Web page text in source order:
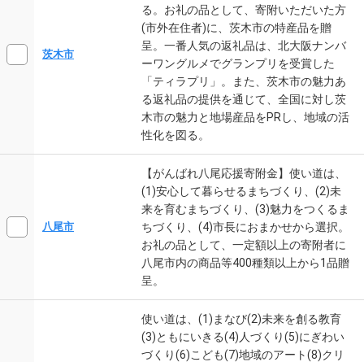
茨木市
る。お礼の品として、寄附いただいた方
(市外在住者)に、茨木市の特産品を贈
呈。一番人気の返礼品は、北大阪ナンバ
ーワングルメでグランプリを受賞した
「ティラプリ」。また、茨木市の魅力あ
る返礼品の提供を通じて、全国に対し茨
木市の魅力と地場産品をPRし、地域の活
性化を図る。
八尾市
【がんばれ八尾応援寄附金】使い道は、
(1)安心して暮らせるまちづくり、(2)未
来を育むまちづくり、(3)魅力をつくるま
ちづくり、(4)市長におまかせから選択。
お礼の品として、一定額以上の寄附者に
八尾市内の商品等400種類以上から1品贈
呈。
使い道は、(1)まなび(2)未来を創る教育
(3)ともにいきる(4)人づくり(5)にぎわい
づくり(6)こども(7)地域のアート(8)クリ